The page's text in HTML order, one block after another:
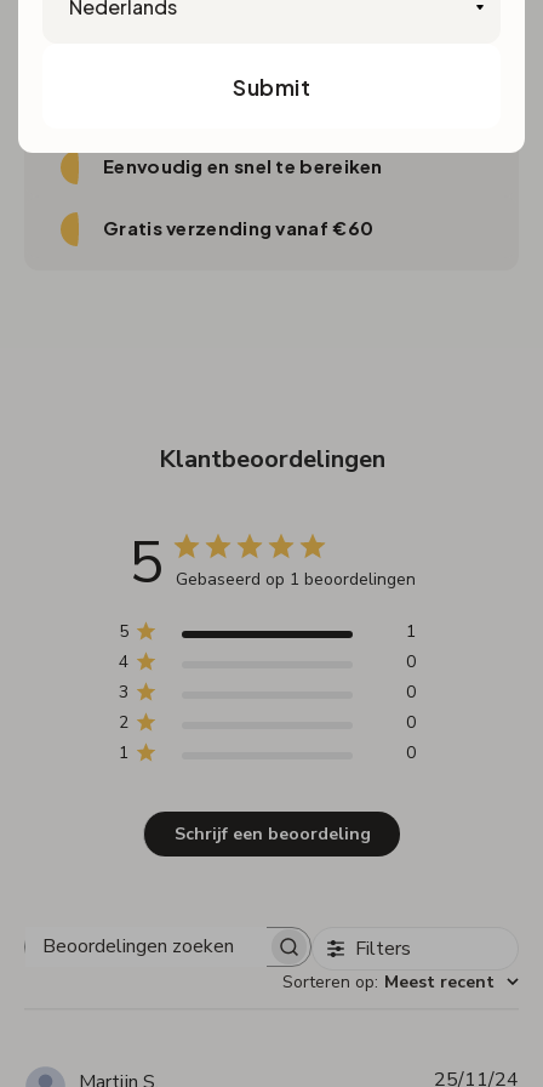
Eenvoudig en snel te bereiken
Gratis verzending vanaf €60
Klantbeoordelingen
5 Gebaseerd op 1 beoordelingen
5
1
4
0
3
0
2
0
1
0
Schrijf een beoordeling
Beoordelingen Filters
Sorteren op: Meest recent
25/11/24
Submit